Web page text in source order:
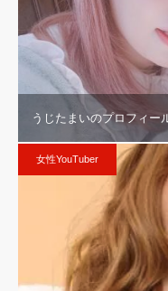
うじたまいのプロフィー
女性YouTuber